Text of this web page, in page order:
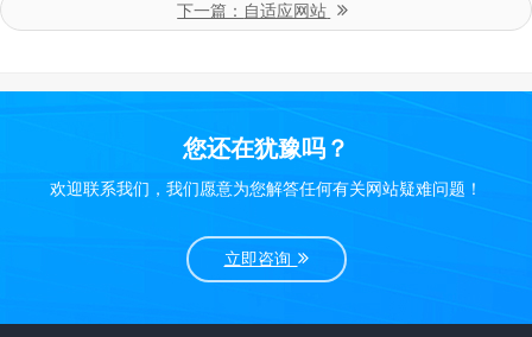
下一篇： 自适应网站
您还在犹豫吗？
欢迎联系我们，我们愿意为您解答任何有关网站疑难问题！
立即咨询